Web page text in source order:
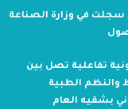
الله وقدرته في 29/نيسان/2008وقد سجلت في وزارة الصناعة
تفاعلية تصل بين
والنظم الطبية
بشقيه العام